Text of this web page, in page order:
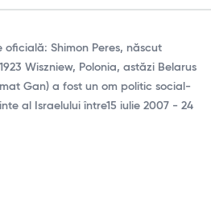
oficială: Shimon Peres, născut
Wiszniew, Polonia, astăzi Belarus
Gan) a fost un om politic social-
al Israelului între15 iulie 2007 - 24